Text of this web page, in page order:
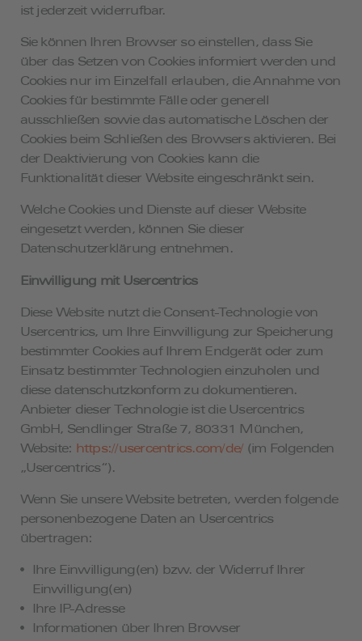
ist jederzeit widerrufbar.
Sie können Ihren Browser so einstellen, dass Sie
über das Setzen von Cookies informiert werden und
Cookies nur im Einzelfall erlauben, die Annahme von
Cookies für bestimmte Fälle oder generell
ausschließen sowie das automatische Löschen der
Cookies beim Schließen des Browsers aktivieren. Bei
der Deaktivierung von Cookies kann die
Funktionalität dieser Website eingeschränkt sein.
Welche Cookies und Dienste auf dieser Website
eingesetzt werden, können Sie dieser
Datenschutzerklärung entnehmen.
Einwilligung mit Usercentrics
Diese Website nutzt die Consent-Technologie von
Usercentrics, um Ihre Einwilligung zur Speicherung
bestimmter Cookies auf Ihrem Endgerät oder zum
Einsatz bestimmter Technologien einzuholen und
diese datenschutzkonform zu dokumentieren.
Anbieter dieser Technologie ist die Usercentrics
GmbH, Sendlinger Straße 7, 80331 München,
Website: https://usercentrics.com/de/ (im Folgenden
„Usercentrics“).
Wenn Sie unsere Website betreten, werden folgende
personenbezogene Daten an Usercentrics
übertragen:
Ihre Einwilligung(en) bzw. der Widerruf Ihrer
Einwilligung(en)
Ihre IP-Adresse
Informationen über Ihren Browser